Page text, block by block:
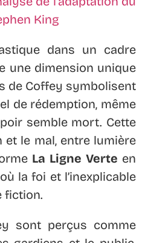
dans un cadre
une dimension unique
de Coffey symbolisent
de rédemption, même
semble mort. Cette
et le mal, entre lumière
La Ligne Verte en
la foi et l’inexplicable
fiction.
sont perçus comme